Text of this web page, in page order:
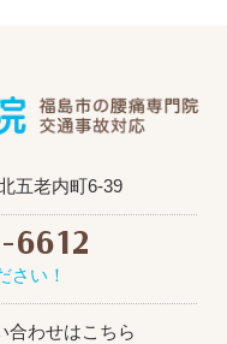
五老内町6-39
さい！
合わせはこちら